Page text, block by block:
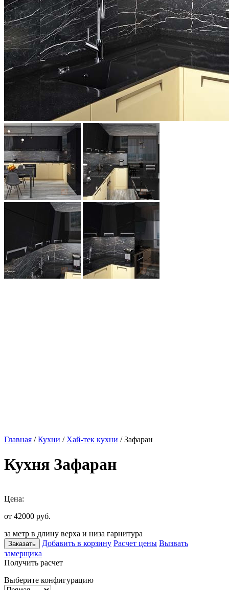
Главная /Кухни / Хай-тек кухни / Зафаран
Кухня Зафаран
Цена:
от 42000 руб.
за метр в длину верха и низа гарнитура
Заказать Добавить в корзину Расчет цены Вызвать
замерщика
Получить расчет
Выберите конфигурацию